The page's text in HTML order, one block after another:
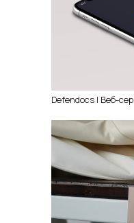
Defendocs | Веб-